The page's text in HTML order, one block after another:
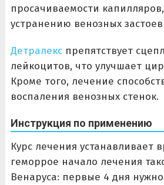
просачиваемости
устранению венозных
Детралекспрепятствует
лейкоцитов, что улучшает
Кроме того, лечение
воспаления венозных стенок.
Инструкция по применению
Курс лечения устанавливает
геморрое начало лечения
Венаруса: первые 4 дня